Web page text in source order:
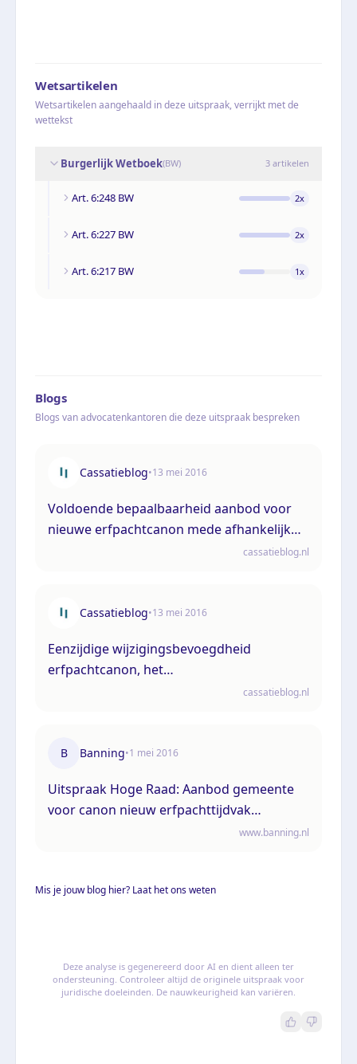
Wetsartikelen
Wetsartikelen aangehaald in deze uitspraak, verrijkt met de
wettekst
Burgerlijk Wetboek(BW) 3 artikelen
Art. 6:248 BW 2x
Art. 6:227 BW 2x
Art. 6:217 BW 1x
Blogs
Blogs van advocatenkantoren die deze uitspraak bespreken
Cassatieblog•13 mei 2016
Voldoende bepaalbaarheid aanbod voor
nieuwe erfpachtcanon mede afhankelijk
cassatieblog.nl
Cassatieblog•13 mei 2016
Eenzijdige wijzigingsbevoegdheid
erfpachtcanon, het
bepaalbaarheidsvereiste en de onredelijk
cassatieblog.nl
B Banning•1 mei 2016
Uitspraak Hoge Raad: Aanbod gemeente
voor canon nieuw erfpachttijdvak
(ECLI:NL:HR:2016:765, 29 april 2016, nr.
www.banning.nl
Mis je jouw blog hier? Laat het ons weten
Deze analyse is gegenereerd door AI en dient alleen ter
ondersteuning. Controleer altijd de originele uitspraak voor
juridische doeleinden. De nauwkeurigheid kan variëren.